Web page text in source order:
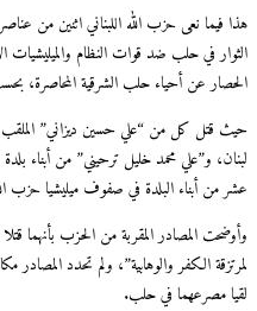
هذا فيما نعى حزب الله اللبناني اثنين من
الثوار في حلب ضد قوات النظام والميليشيات
الحصار عن أحياء حلب الشرقية المحاصرة،
حيث قتل كل من “علي حسين ديزاني” الملقب
لبنان، و”علي محمد خليل ترحيني” من أبناء
عشر من أبناء البلدة في صفوف ميليشيا حزب
وأوضحت المصادر المقربة من الحزب بأنهما
لمرتزقة الكفر والوهابية”، ولم تحدد
لقيا مصرعهما في حلب.